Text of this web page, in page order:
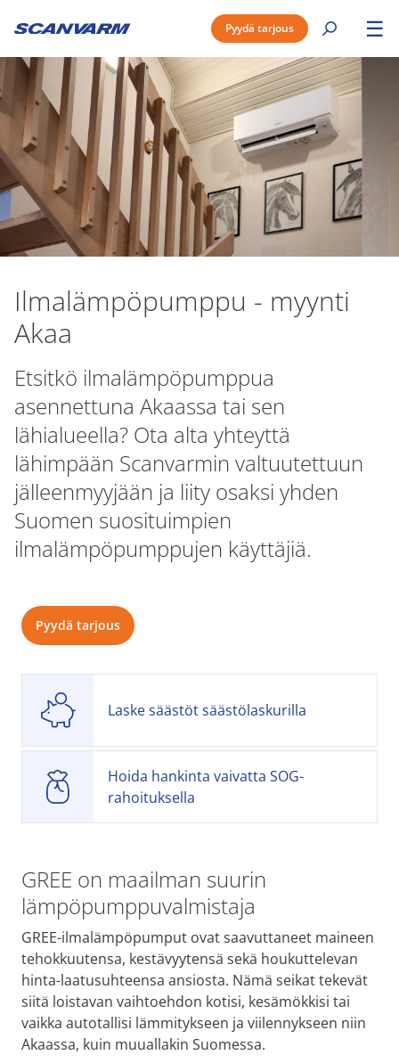
Pyydä tarjous ☰
Ilmalämpöpumppu - myynti
Akaa
Etsitkö ilmalämpöpumppua
asennettuna Akaassa tai sen
lähialueella? Ota alta yhteyttä
lähimpään Scanvarmin valtuutettuun
jälleenmyyjään ja liity osaksi yhden
Suomen suosituimpien
ilmalämpöpumppujen käyttäjiä.
Pyydä tarjous
Laske säästöt säästölaskurilla
Hoida hankinta vaivatta SOG-
rahoituksella
GREE on maailman suurin
lämpöpumppuvalmistaja
GREE-ilmalämpöpumput ovat saavuttaneet maineen
tehokkuutensa, kestävyytensä sekä houkuttelevan
hinta-laatusuhteensa ansiosta. Nämä seikat tekevät
siitä loistavan vaihtoehdon kotisi, kesämökkisi tai
vaikka autotallisi lämmitykseen ja viilennykseen niin
Akaassa, kuin muuallakin Suomessa.